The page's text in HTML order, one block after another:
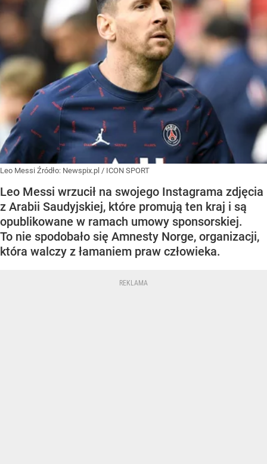
Leo Messi Źródło: Newspix.pl / ICON SPORT
Leo Messi wrzucił na swojego Instagrama zdjęcia
z Arabii Saudyjskiej, które promują ten kraj i są
opublikowane w ramach umowy sponsorskiej.
To nie spodobało się Amnesty Norge, organizacji,
która walczy z łamaniem praw człowieka.